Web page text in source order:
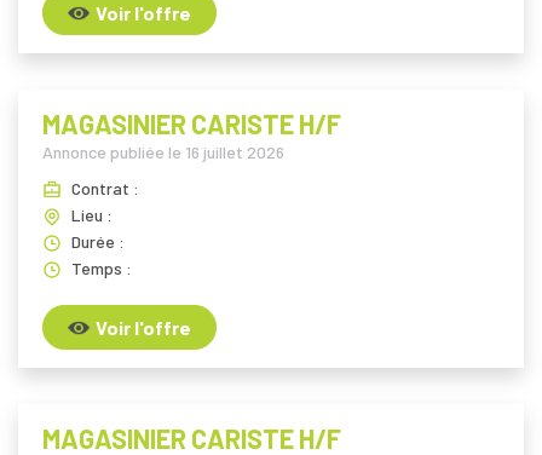
Voir l'offre
MAGASINIER CARISTE H/F
Annonce publiée le 16 juillet 2026
Contrat :
Lieu :
Durée :
Temps :
Voir l'offre
MAGASINIER CARISTE H/F